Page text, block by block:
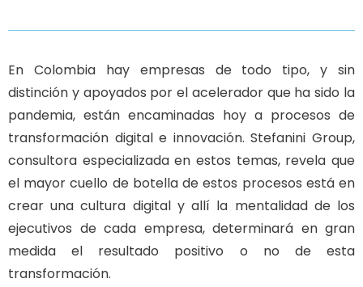
En Colombia hay empresas de todo tipo, y sin
distinción y apoyados por el acelerador que ha sido la
pandemia, están encaminadas hoy a procesos de
transformación digital e innovación. Stefanini Group,
consultora especializada en estos temas, revela que
el mayor cuello de botella de estos procesos está en
crear una cultura digital y allí la mentalidad de los
ejecutivos de cada empresa, determinará en gran
medida el resultado positivo o no de esta
transformación.